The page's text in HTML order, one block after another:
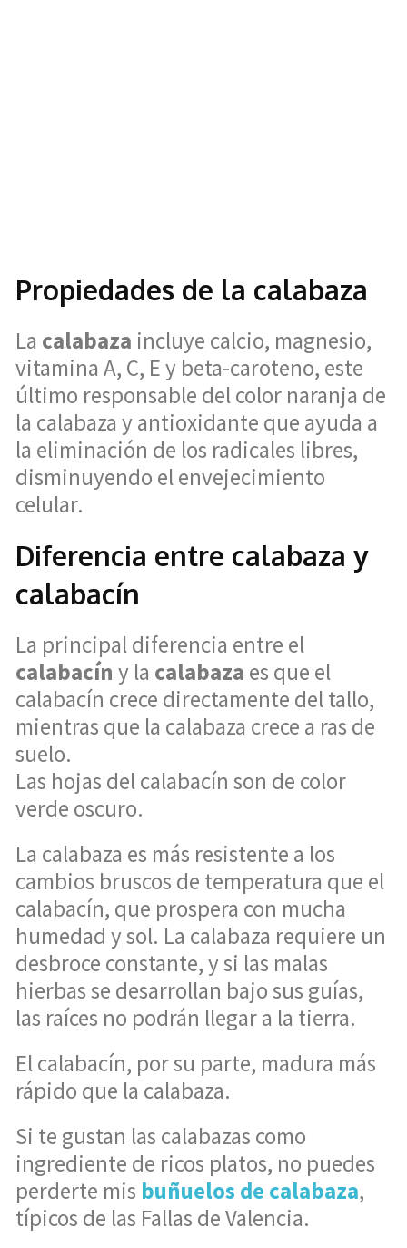
Propiedades de la calabaza
La calabaza incluye calcio, magnesio,
vitamina A, C, E y beta-caroteno, este
último responsable del color naranja de
la calabaza y antioxidante que ayuda a
la eliminación de los radicales libres,
disminuyendo el envejecimiento
celular.
Diferencia entre calabaza y
calabacín
La principal diferencia entre el
calabacín y la calabaza es que el
calabacín crece directamente del tallo,
mientras que la calabaza crece a ras de
suelo.
Las hojas del calabacín son de color
verde oscuro.
La calabaza es más resistente a los
cambios bruscos de temperatura que el
calabacín, que prospera con mucha
humedad y sol. La calabaza requiere un
desbroce constante, y si las malas
hierbas se desarrollan bajo sus guías,
las raíces no podrán llegar a la tierra.
El calabacín, por su parte, madura más
rápido que la calabaza.
Si te gustan las calabazas como
ingrediente de ricos platos, no puedes
perderte mis buñuelos de calabaza,
típicos de las Fallas de Valencia.